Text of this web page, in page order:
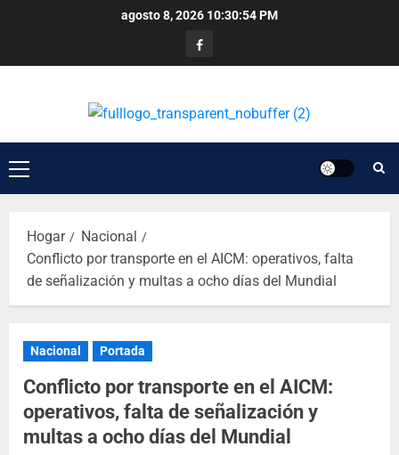
agosto 8, 2026 10:30:55 PM
Hogar
Nacional
Conflicto por transporte en el AICM: operativos, falta
de señalización y multas a ocho días del Mundial
Nacional Portada
Conflicto por transporte en el AICM:
operativos, falta de señalización y
multas a ocho días del Mundial